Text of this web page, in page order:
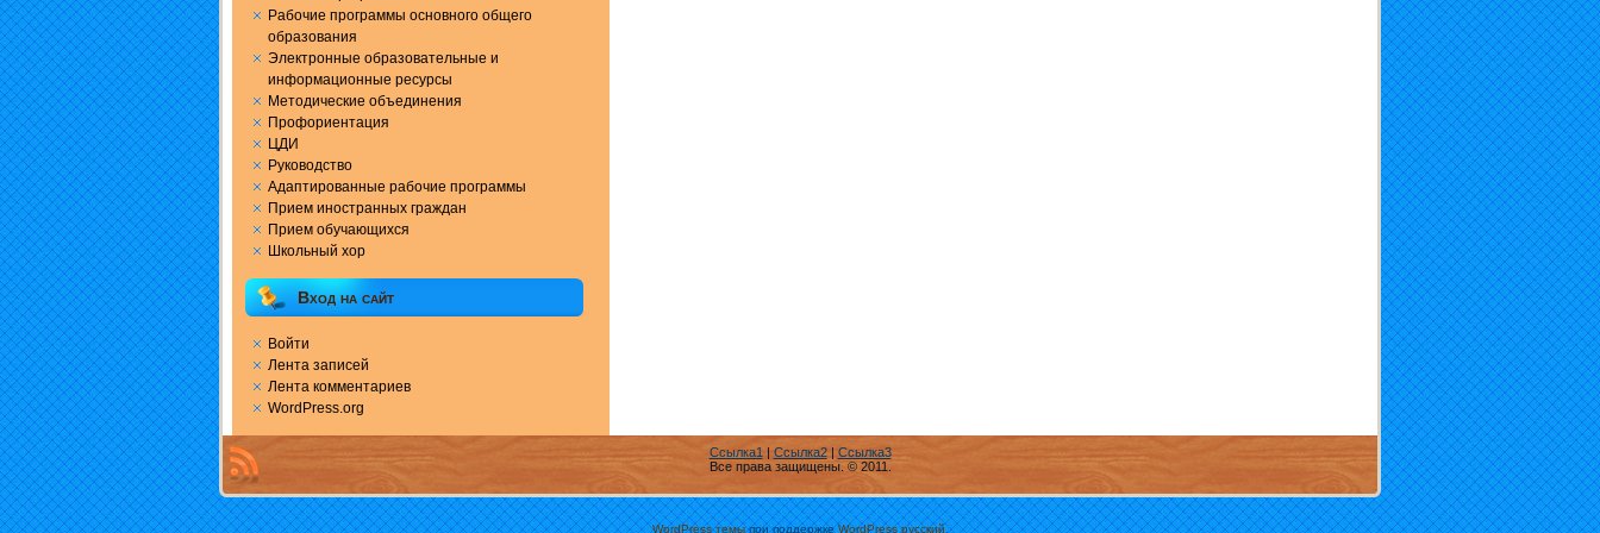
Рабочие программы основного общего
образования
Электронные образовательные и
информационные ресурсы
Методические объединения
Профориентация
ЦДИ
Руководство
Адаптированные рабочие программы
Прием иностранных граждан
Прием обучающихся
Школьный хор
Вход на сайт
Войти
Лента записей
Лента комментариев
WordPress.org
Ссылка1 | Ссылка2| Ссылка3
Все права защищены. © 2011.
WordPress темыпри поддержкеWordPress русский.